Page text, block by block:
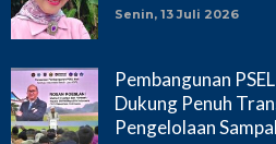
Senin, 13 Juli 2026
Pembangunan
Dukung Penuh
Pengelolaan